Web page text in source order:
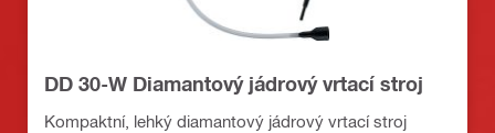
DD 30-W Diamantový jádrový vrtací stroj
Kompaktní, lehký diamantový jádrový vrtací stroj